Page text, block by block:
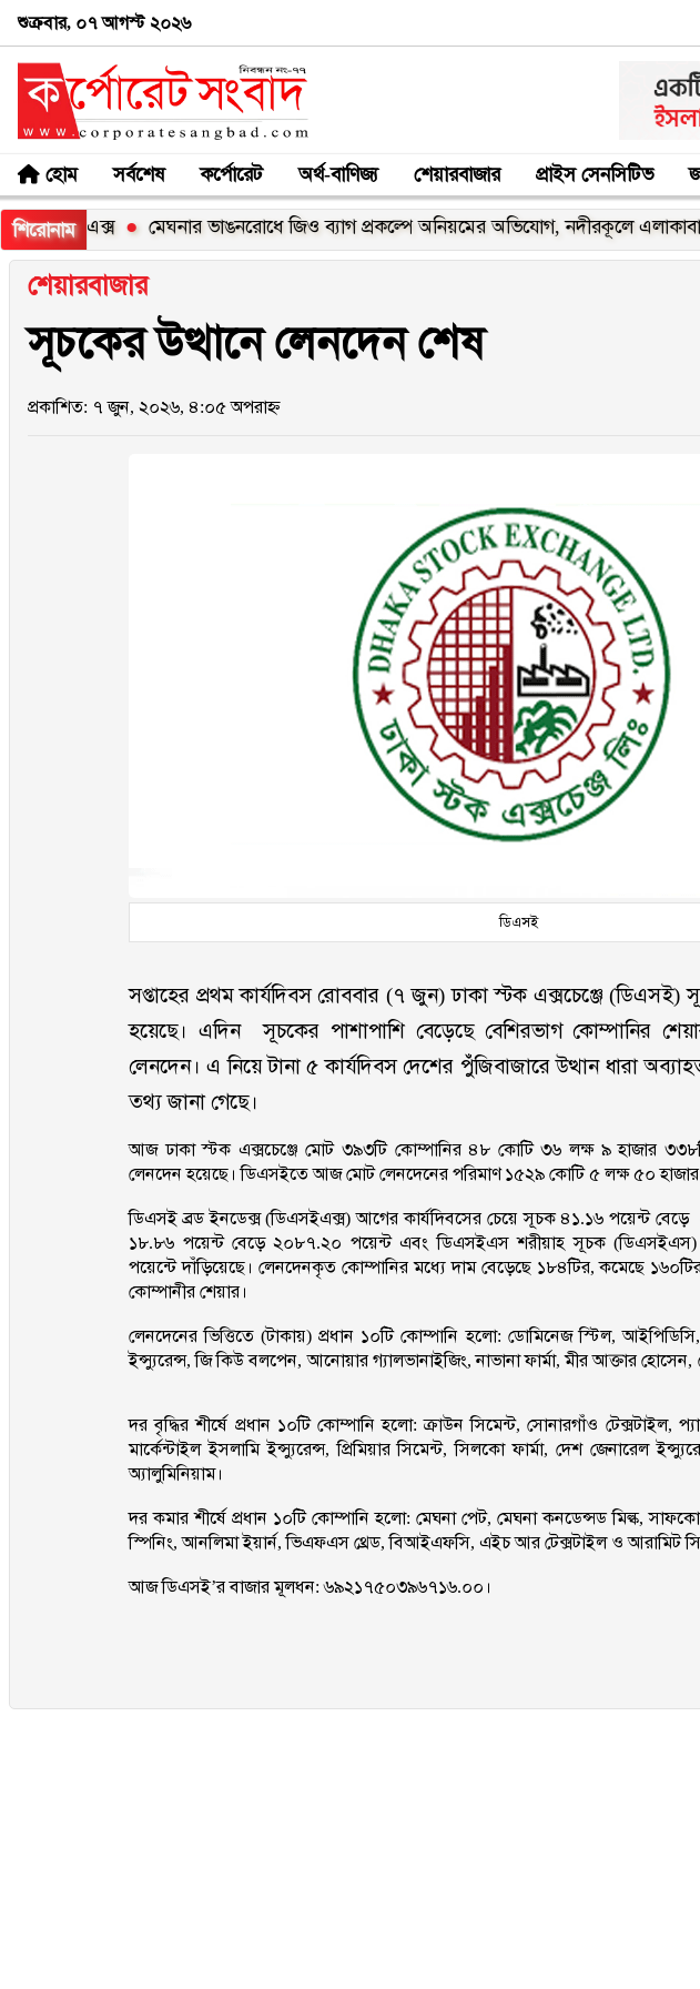
শুক্রবার, ০৭ আগস্ট ২০২৬
হোম সর্বশেষ কর্পোরেট অর্থ-বাণিজ্য শেয়ারবাজার প্রাইস সেনসিটিভ
শিরোনাম মেঘনার ভাঙনরোধে জিও ব্যাগ প্রকল্পে অনিয়মের অভিযোগ, নদীরকূলে এলাকাবাসীর
শেয়ারবাজার
সূচকের উত্থানে লেনদেন শেষ
প্রকাশিত: ৭ জুন, ২০২৬, ৪:০৫ অপরাহ্ন
ডিএসই
সপ্তাহের প্রথম কার্যদিবস রোববার (৭ জুন) ঢাকা স্টক এক্সচেঞ্জে (ডিএসই)
হয়েছে। এদিন সূচকের পাশাপাশি বেড়েছে বেশিরভাগ কোম্পানির
লেনদেন। এ নিয়ে টানা ৫ কার্যদিবস দেশের পুঁঁজিবাজারে উত্থান ধারা
তথ্য জানা গেছে।
আজ ঢাকা স্টক এক্সচেঞ্জে মোট ৩৯৩টি কোম্পানির ৪৮ কোটি ৩৬ লক্ষ ৯ হাজার
লেনদেন হয়েছে। ডিএসইতে আজ মোট লেনদেনের পরিমাণ ১৫২৯ কোটি ৫ লক্ষ ৫০ হাজার
ডিএসই ব্রড ইনডেক্স (ডিএসইএক্স) আগের কার্যদিবসের চেয়ে সূচক ৪১.১৬ পয়েন্ট
১৮.৮৬ পয়েন্ট বেড়ে ২০৮৭.২০ পয়েন্ট এবং ডিএসইএস শরীয়াহ সূচক
পয়েন্টে দাঁড়িয়েছে। লেনদেনকৃত কোম্পানির মধ্যে দাম বেড়েছে ১৮৪টির, কমেছে
কোম্পানীর শেয়ার।
লেনদেনের ভিত্তিতে (টাকায়) প্রধান ১০টি কোম্পানি হলো: ডোমিনেজ স্টিল,
ইন্স্যুরেন্স, জি কিউ বলপেন, আনোয়ার গ্যালভানাইজিং, নাভানা ফার্মা, মীর আক্তার
দর বৃদ্ধির শীর্ষে প্রধান ১০টি কোম্পানি হলো: ক্রাউন সিমেন্ট, সোনারগাঁও টেক্সটাইল,
মার্কেন্টাইল ইসলামি ইন্স্যুরেন্স, প্রিমিয়ার সিমেন্ট, সিলকো ফার্মা, দেশ জেনারেল
অ্যালুমিনিয়াম।
দর কমার শীর্ষে প্রধান ১০টি কোম্পানি হলো: মেঘনা পেট, মেঘনা কনডেন্সড মিল্ক,
স্পিনিং, আনলিমা ইয়ার্ন, ভিএফএস থ্রেড, বিআইএফসি, এইচ আর টেক্সটাইল ও আরামিট
আজ ডিএসই’র বাজার মূলধন: ৬৯২১৭৫০৩৯৬৭১৬.০০।